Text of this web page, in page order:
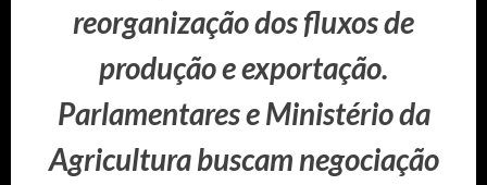
reorganização dos fluxos de
produção e exportação.
Parlamentares e Ministério da
Agricultura buscam negociação